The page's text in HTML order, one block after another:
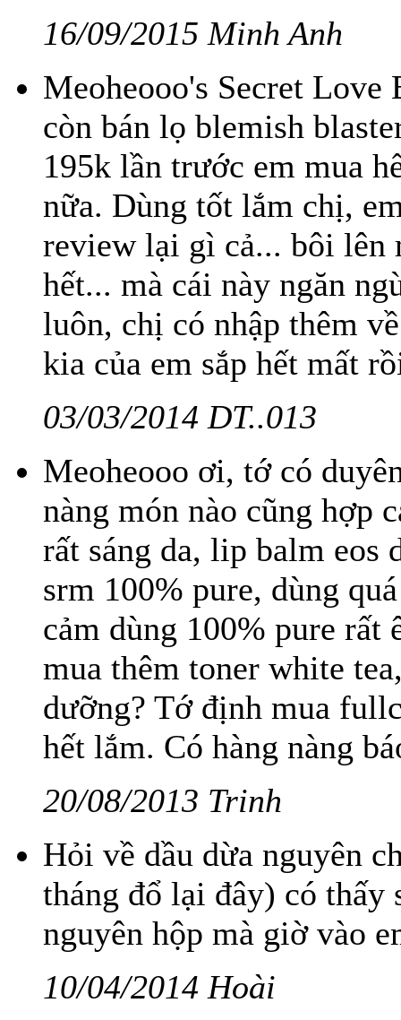
16/09/2015 Minh Anh
Meoheooo's Secret
còn bán lọ blemish
195k lần trước em mua
nữa. Dùng tốt lắm chị,
review lại gì cả... bôi lên
hết... mà cái này ngăn
luôn, chị có nhập thêm
kia của em sắp hết mất
03/03/2014 DT..013
Meoheooo ơi, tớ có
nàng món nào cũng hợp
rất sáng da, lip balm eos
srm 100% pure, dùng
cảm dùng 100% pure
mua thêm toner white
dưỡng? Tớ định mua
hết lắm. Có hàng nàng
20/08/2013 Trinh
Hỏi về dầu dừa nguyên
tháng đổ lại đây) có
nguyên hộp mà giờ vào
10/04/2014 Hoài